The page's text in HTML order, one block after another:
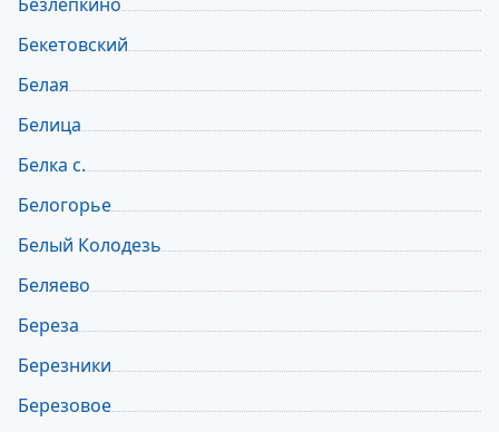
Бекетовский
Белая
Белица
Белка с.
Белогорье
Белый Колодезь
Беляево
Береза
Березники
Березовое